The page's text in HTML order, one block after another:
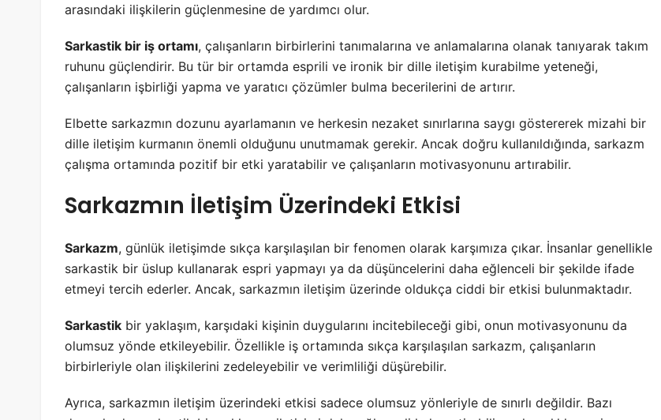
arasındaki ilişkilerin güçlenmesine de yardımcı olur.
Sarkastik bir iş ortamı, çalışanların birbirlerini tanımalarına ve anlamalarına olanak tanıyarak takım
ruhunu güçlendirir. Bu tür bir ortamda esprili ve ironik bir dille iletişim kurabilme yeteneği,
çalışanların işbirliği yapma ve yaratıcı çözümler bulma becerilerini de artırır.
Elbette sarkazmın dozunu ayarlamanın ve herkesin nezaket sınırlarına saygı göstererek mizahi bir
dille iletişim kurmanın önemli olduğunu unutmamak gerekir. Ancak doğru kullanıldığında, sarkazm
çalışma ortamında pozitif bir etki yaratabilir ve çalışanların motivasyonunu artırabilir.
Sarkazmın İletişim Üzerindeki Etkisi
Sarkazm, günlük iletişimde sıkça karşılaşılan bir fenomen olarak karşımıza çıkar. İnsanlar genellikle
sarkastik bir üslup kullanarak espri yapmayı ya da düşüncelerini daha eğlenceli bir şekilde ifade
etmeyi tercih ederler. Ancak, sarkazmın iletişim üzerinde oldukça ciddi bir etkisi bulunmaktadır.
Sarkastik bir yaklaşım, karşıdaki kişinin duygularını incitebileceği gibi, onun motivasyonunu da
olumsuz yönde etkileyebilir. Özellikle iş ortamında sıkça karşılaşılan sarkazm, çalışanların
birbirleriyle olan ilişkilerini zedeleyebilir ve verimliliği düşürebilir.
Ayrıca, sarkazmın iletişim üzerindeki etkisi sadece olumsuz yönleriyle de sınırlı değildir. Bazı